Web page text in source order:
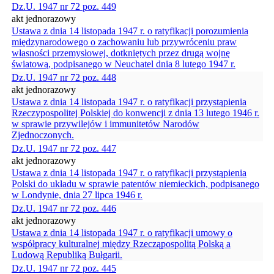
Dz.U. 1947 nr 72 poz. 449
akt jednorazowy
Ustawa z dnia 14 listopada 1947 r. o ratyfikacji porozumienia
międzynarodowego o zachowaniu lub przywróceniu praw
własności przemysłowej, dotkniętych przez drugą wojnę
światową, podpisanego w Neuchatel dnia 8 lutego 1947 r.
Dz.U. 1947 nr 72 poz. 448
akt jednorazowy
Ustawa z dnia 14 listopada 1947 r. o ratyfikacji przystąpienia
Rzeczypospolitej Polskiej do konwencji z dnia 13 lutego 1946 r.
w sprawie przywilejów i immunitetów Narodów
Zjednoczonych.
Dz.U. 1947 nr 72 poz. 447
akt jednorazowy
Ustawa z dnia 14 listopada 1947 r. o ratyfikacji przystąpienia
Polski do układu w sprawie patentów niemieckich, podpisanego
w Londynie, dnia 27 lipca 1946 r.
Dz.U. 1947 nr 72 poz. 446
akt jednorazowy
Ustawa z dnia 14 listopada 1947 r. o ratyfikacji umowy o
współpracy kulturalnej między Rzecząpospolitą Polską a
Ludową Republiką Bułgarii.
Dz.U. 1947 nr 72 poz. 445